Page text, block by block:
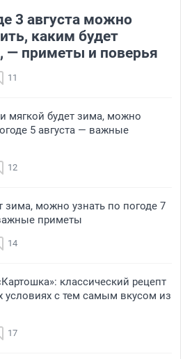
3 августа можно
каким будет
— приметы и поверья
11
мягкой будет зима, можно
5 августа — важные
12
зима, можно узнать по погоде 7
приметы
14
классический рецепт
условиях с тем самым вкусом из
17